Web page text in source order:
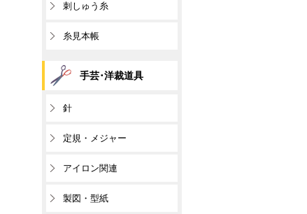
刺しゅう糸
糸見本帳
手芸･洋裁道具
針
定規・メジャー
アイロン関連
製図・型紙